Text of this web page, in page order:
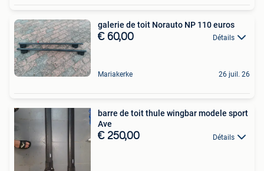
galerie de toit Norauto NP 110 euros
€ 60,00 Détails
Mariakerke 26 juil. 26
barre de toit thule wingbar modele sport
Ave
€ 250,00 Détails